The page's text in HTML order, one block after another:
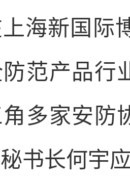
海新国际
范产品行
多家安防
书长何宇